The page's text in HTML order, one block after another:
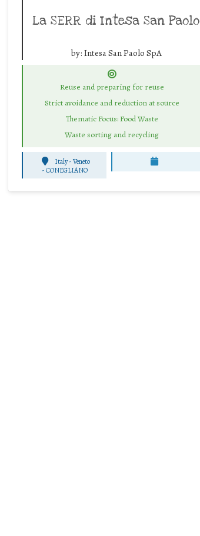
La SERR di Intesa San Paolo
by: Intesa San Paolo SpA
Reuse and preparing for reuse
Strict avoidance and reduction at source
Thematic Focus: Food Waste
Waste sorting and recycling
Italy - Veneto
-CONEGLIANO